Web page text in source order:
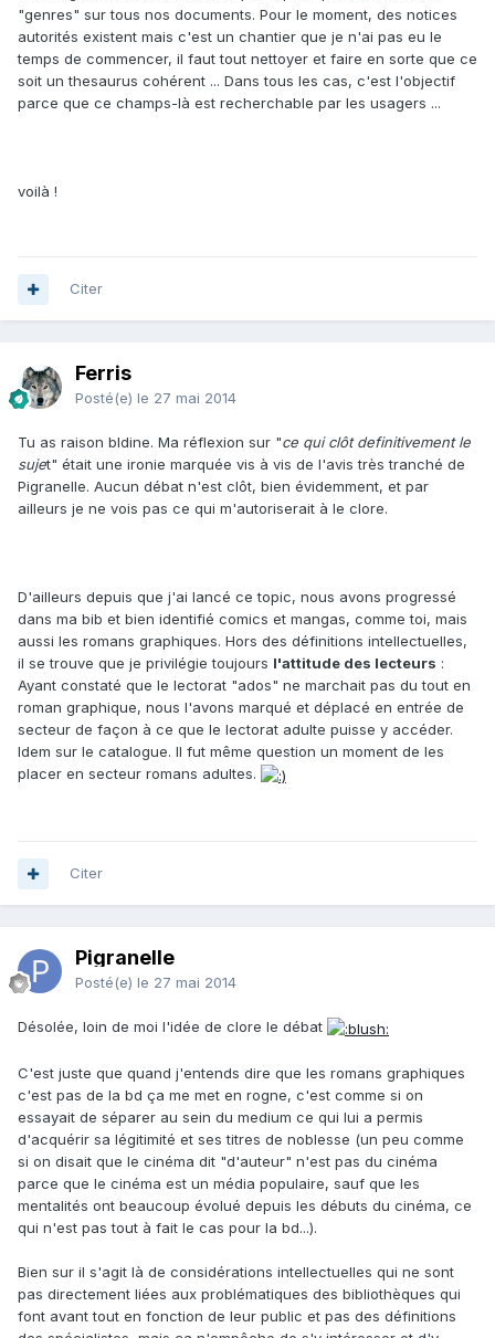
"genres" sur tous nos documents. Pour le moment, des notices
autorités existent mais c'est un chantier que je n'ai pas eu le
temps de commencer, il faut tout nettoyer et faire en sorte que ce
soit un thesaurus cohérent ... Dans tous les cas, c'est l'objectif
parce que ce champs-là est recherchable par les usagers ...
voilà !
Citer
Ferris
Posté(e) le 27 mai 2014
Tu as raison bldine. Ma réflexion sur "ce qui clôt definitivement le
sujet" était une ironie marquée vis à vis de l'avis très tranché de
Pigranelle. Aucun débat n'est clôt, bien évidemment, et par
ailleurs je ne vois pas ce qui m'autoriserait à le clore.
D'ailleurs depuis que j'ai lancé ce topic, nous avons progressé
dans ma bib et bien identifié comics et mangas, comme toi, mais
aussi les romans graphiques. Hors des définitions intellectuelles,
il se trouve que je privilégie toujours l'attitude des lecteurs :
Ayant constaté que le lectorat "ados" ne marchait pas du tout en
roman graphique, nous l'avons marqué et déplacé en entrée de
secteur de façon à ce que le lectorat adulte puisse y accéder.
Idem sur le catalogue. Il fut même question un moment de les
placer en secteur romans adultes.
Citer
Pigranelle
Posté(e) le 27 mai 2014
Désolée, loin de moi l'idée de clore le débat
C'est juste que quand j'entends dire que les romans graphiques
c'est pas de la bd ça me met en rogne, c'est comme si on
essayait de séparer au sein du medium ce qui lui a permis
d'acquérir sa légitimité et ses titres de noblesse (un peu comme
si on disait que le cinéma dit "d'auteur" n'est pas du cinéma
parce que le cinéma est un média populaire, sauf que les
mentalités ont beaucoup évolué depuis les débuts du cinéma, ce
qui n'est pas tout à fait le cas pour la bd...).
Bien sur il s'agit là de considérations intellectuelles qui ne sont
pas directement liées aux problématiques des bibliothèques qui
font avant tout en fonction de leur public et pas des définitions